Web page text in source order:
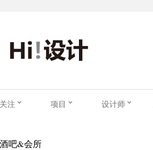
关注 项目 设计师
酒吧&会所